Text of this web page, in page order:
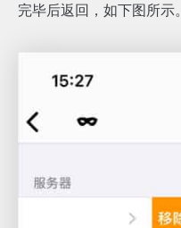
完毕后返回，如下图所示。